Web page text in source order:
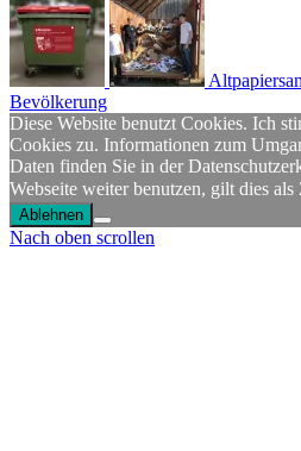
Bevölkerung
Diese Website benutzt Cookies. Ich
Cookies zu. Informationen zum
Daten finden Sie in der
Webseite weiter benutzen, gilt dies als
Ablehnen
Nach oben scrollen